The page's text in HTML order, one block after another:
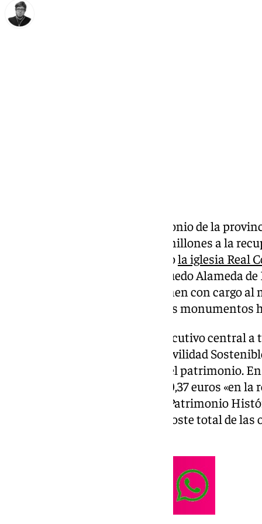
Buenas noticias para el patrimonio de la
central destinará en total 1,78 millones a la
grandes joyas a nivel local comola iglesia Real
, la plaza Ruedo Alameda
Vélez Málaga. Estas ayudas vienen con cargo
a nivel estatal para fomentar los monumentos
Unas ayudas que vienen del Ejecutivo central
Ministerio de Transportes y Movilidad
Agenda Urbana para impulsar el patrimonio.
Gobierno se invertirán 1.779.450,37 euros «en
de estos tres monumentos del Patrimonio
una aportación del 70,66% del coste total de